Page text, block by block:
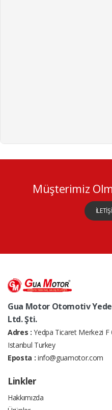
Müşterimiz
Gua Motor Otomotiv
Ltd. Şti.
Adres : Yedpa Ticaret Merkezi
Istanbul Turkey
Eposta : info@guamotor.com
Linkler
Hakkımızda